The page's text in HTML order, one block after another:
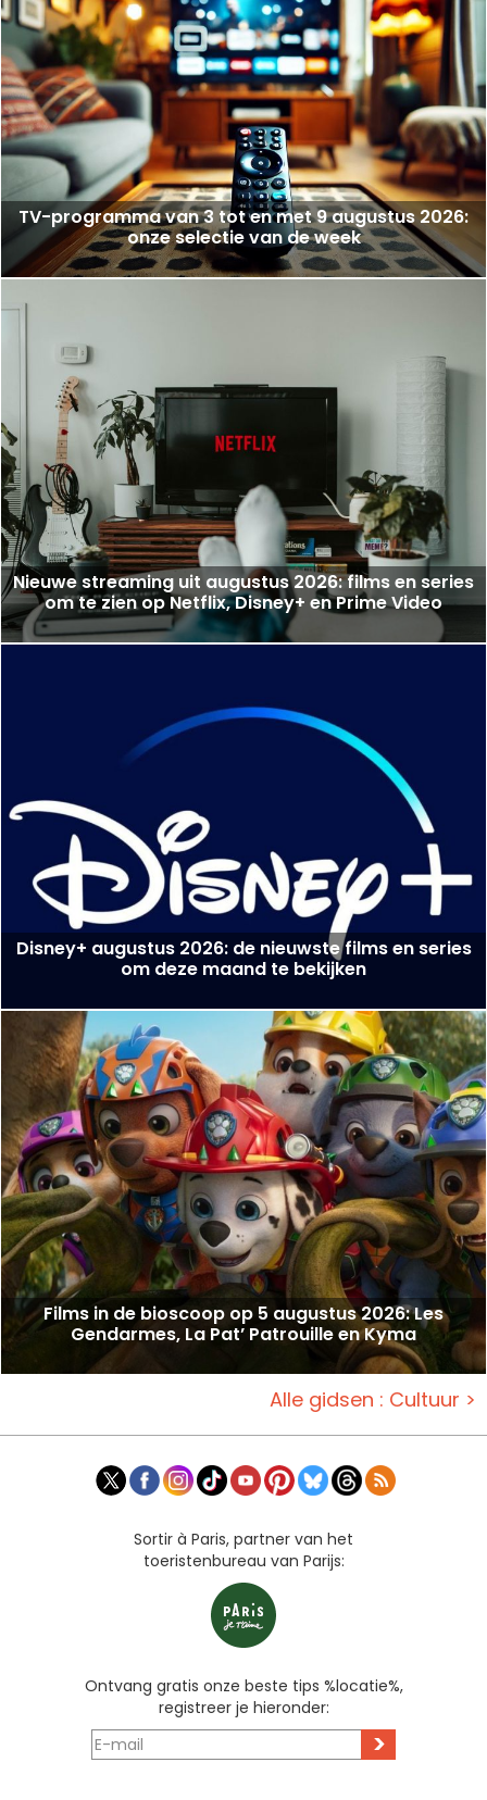
TV-programma van 3 tot en met 9 augustus 2026:
onze selectie van de week
Nieuwe streaming uit augustus 2026: films en series
om te zien op Netflix, Disney+ en Prime Video
Disney+ augustus 2026: de nieuwste films en series
om deze maand te bekijken
Films in de bioscoop op 5 augustus 2026: Les
Gendarmes, La Pat’ Patrouille en Kyma
Alle gidsen : Cultuur >
Sortir à Paris, partner van het
toeristenbureau van Parijs:
Ontvang gratis onze beste tips %locatie%,
registreer je hieronder:
>